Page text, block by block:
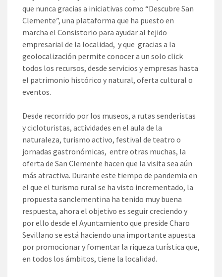
que nunca gracias a iniciativas como “Descubre San
Clemente”, una plataforma que ha puesto en
marcha el Consistorio para ayudar al tejido
empresarial de la localidad, y que gracias a la
geolocalización permite conocer a un solo click
todos los recursos, desde servicios y empresas hasta
el patrimonio histórico y natural, oferta cultural o
eventos.
Desde recorrido por los museos, a rutas senderistas
y cicloturistas, actividades en el aula de la
naturaleza, turismo activo, festival de teatro o
jornadas gastronómicas, entre otras muchas, la
oferta de San Clemente hacen que la visita sea aún
más atractiva. Durante este tiempo de pandemia en
el que el turismo rural se ha visto incrementado, la
propuesta sanclementina ha tenido muy buena
respuesta, ahora el objetivo es seguir creciendo y
por ello desde el Ayuntamiento que preside Charo
Sevillano se está haciendo una importante apuesta
por promocionar y fomentar la riqueza turística que,
en todos los ámbitos, tiene la localidad.